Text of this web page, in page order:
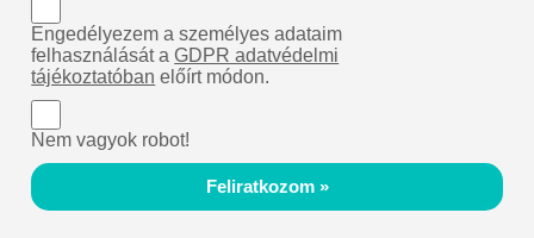
Engedélyezem a személyes adataim
felhasználását aGDPR adatvédelmi
tájékoztatóban előírt módon.
Nem vagyok robot!
Feliratkozom »